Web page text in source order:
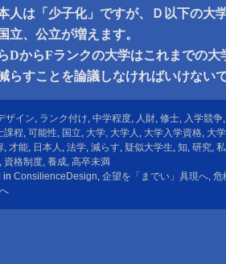
人は「少子化」ですが、Ｄ以下の大
立、公立が増えます。
DからFランクの大学はこれまでの大
らすことを論議しなければいけない
ザイン, ランク付け, 中学程度, 人財, 修士, 入学競争
課程, 可能性, 国立, 大学, 大学人 , 大学入学資格, 大
, 才能, 日本人 , 法学, 減らす, 疑似大学生, 知, 研究,
, 資格制度, 養成, 高卒未満
in ConsilienceDesign, 企望を「までい」具現へ, 危